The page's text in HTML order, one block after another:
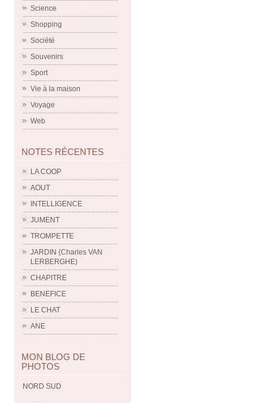
Science
Shopping
Société
Souvenirs
Sport
Vie à la maison
Voyage
Web
NOTES RÉCENTES
LA COOP
AOUT
INTELLIGENCE
JUMENT
TROMPETTE
JARDIN (Charles VAN
LERBERGHE)
CHAPITRE
BENEFICE
LE CHAT
ANE
MON BLOG DE
PHOTOS
NORD SUD